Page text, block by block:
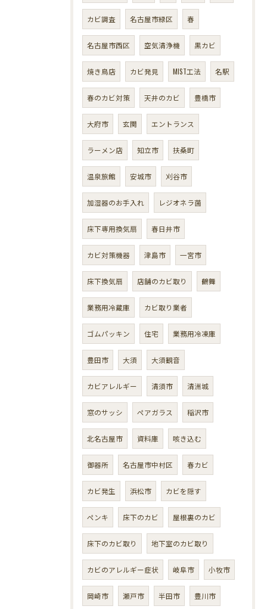
カビ調査 名古屋市緑区 春
名古屋市西区 空気清浄機 黒カビ
焼き鳥店 カビ発見 MIST工法 名駅
春のカビ対策 天井のカビ 豊橋市
大府市 玄関 エントランス
ラーメン店 知立市 扶桑町
温泉旅館 安城市 刈谷市
加湿器のお手入れ レジオネラ菌
床下専用換気扇 春日井市
カビ対策機器 津島市 一宮市
床下換気扇 店舗のカビ取り 鶴舞
業務用冷蔵庫 カビ取り業者
ゴムパッキン 住宅 業務用冷凍庫
豊田市 大須 大須観音
カビアレルギー 清須市 清洲城
窓のサッシ ペアガラス 稲沢市
北名古屋市 資料庫 咳き込む
御器所 名古屋市中村区 春カビ
カビ発生 浜松市 カビを隠す
ペンキ 床下のカビ 屋根裏のカビ
床下のカビ取り 地下室のカビ取り
カビのアレルギー症状 岐阜市 小牧市
岡崎市 瀬戸市 半田市 豊川市